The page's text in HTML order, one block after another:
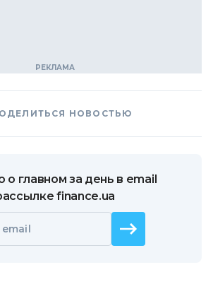
НОВОСТЬЮ
о главном за день в email
finance.ua